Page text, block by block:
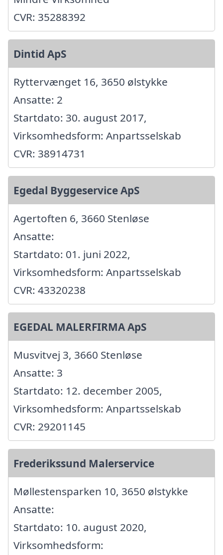
CVR: 35288392
Dintid ApS
Ryttervænget 16, 3650 ølstykke
Ansatte: 2
Startdato: 30. august 2017,
Virksomhedsform: Anpartsselskab
CVR: 38914731
Egedal Byggeservice ApS
Agertoften 6, 3660 Stenløse
Ansatte:
Startdato: 01. juni 2022,
Virksomhedsform: Anpartsselskab
CVR: 43320238
EGEDAL MALERFIRMA ApS
Musvitvej 3, 3660 Stenløse
Ansatte: 3
Startdato: 12. december 2005,
Virksomhedsform: Anpartsselskab
CVR: 29201145
Frederikssund Malerservice
Møllestensparken 10, 3650 ølstykke
Ansatte:
Startdato: 10. august 2020,
Virksomhedsform: